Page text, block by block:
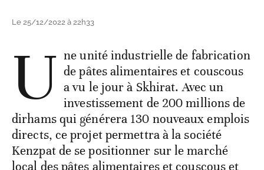
Le 25/12/2022 à 22h33
U ne unité industrielle de fabrication
de pâtes alimentaires et couscous
a vu le jour à Skhirat. Avec un
investissement de 200 millions de
dirhams qui générera 130 nouveaux emplois
directs, ce projet permettra à la société
Kenzpat de se positionner sur le marché
local des pâtes alimentaires et couscous et